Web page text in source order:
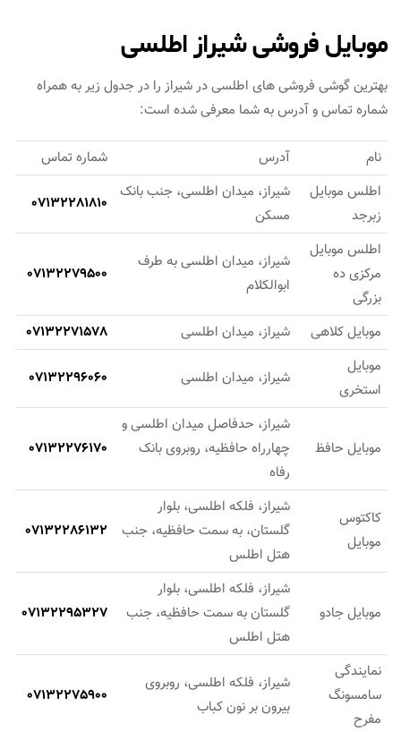
موبایل فروشی شیراز اطلسی
بهترین گوشی فروشی های اطلسی در شیراز را در جدول زیر به همراه
شماره تماس و آدرس به شما معرفی شده است:
نام آدرس
شماره تماس
اطلس موبایل
زبرجد
شیراز، میدان اطلسی، جنب بانک
مسکن
07132281810
اطلس موبایل
مرکزی ده
بزرگی
شیراز، میدان اطلسی به طرف
ابوالکلام
07132279500
موبایل کلاهی شیراز، میدان اطلسی
07132271578
موبایل
استخری
شیراز، میدان اطلسی 07132296060
موبایل حافظ
شیراز، حدفاصل میدان اطلسی و
چهارراه حافظیه، روبروی بانک
رفاه
07132276170
کاکتوس
موبایل
شیراز، فلکه اطلسی، بلوار
گلستان، به سمت حافظیه، جنب
هتل اطلس
07132286132
موبایل جادو
شیراز، فلکه اطلسی، بلوار
گلستان به سمت حافظیه، جنب
هتل اطلس
07132295327
نمايندگی
سامسونگ
مفرح
شیراز، فلکه اطلسی، روبروی
بيرون‌ بر نون کباب
07132275900